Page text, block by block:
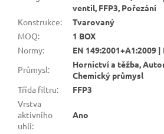
ventil, FFP3, Pořezání
Konstrukce:
Tvarovaný
MOQ:
1 BOX
Normy:
EN 149:2001+A1:2009 |
Průmysl:
Hornictví a těžba,
Chemický průmysl
Třída filtru:
FFP3
Vrstva
aktivního
uhlí:
Ano